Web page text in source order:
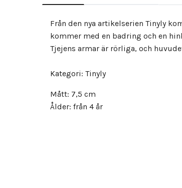
Från den nya artikelserien Tinyly
kommer med en badring och en
Tjejens armar är rörliga, och
Kategori: Tinyly
Mått: 7,5 cm
Ålder: från 4 år